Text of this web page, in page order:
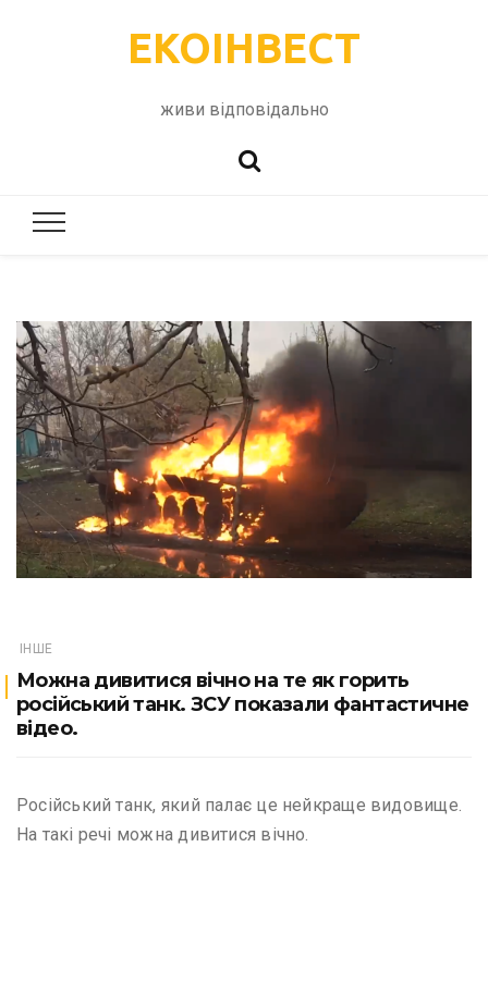
ЕКОІНВЕСТ
живи відповідально
ІНШЕ
Можна дивитися вічно на те як горить
російський танк. ЗСУ показали фантастичне
відео.
Російський танк, який палає це нейкраще видовище.
На такі речі можна дивитися вічно.